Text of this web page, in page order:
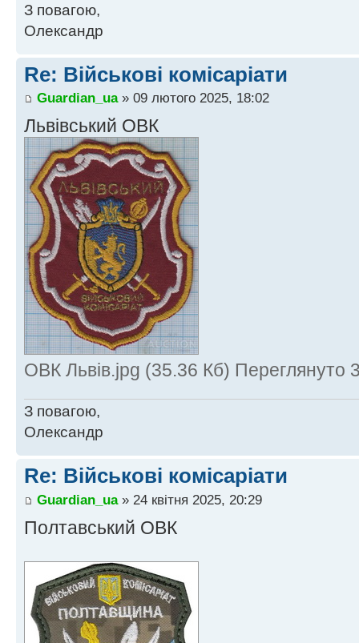
З повагою,
Олександр
Re: Військові комісаріати
Guardian_ua» 09 лютого 2025, 18:02
Львівський ОВК
ОВК Львів.jpg (35.36 Кб) Переглянуто
З повагою,
Олександр
Re: Військові комісаріати
Guardian_ua» 24 квітня 2025, 20:29
Полтавський ОВК